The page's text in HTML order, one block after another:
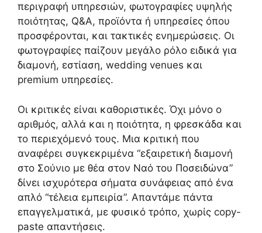
περιγραφή υπηρεσιών, φωτογραφίες υψηλής
ποιότητας, Q&A, προϊόντα ή υπηρεσίες όπου
προσφέρονται, και τακτικές ενημερώσεις. Οι
φωτογραφίες παίζουν μεγάλο ρόλο ειδικά για
διαμονή, εστίαση, wedding venues και
premium υπηρεσίες.
Οι κριτικές είναι καθοριστικές. Όχι μόνο ο
αριθμός, αλλά και η ποιότητα, η φρεσκάδα και
το περιεχόμενό τους. Μια κριτική που
αναφέρει συγκεκριμένα “εξαιρετική διαμονή
στο Σούνιο με θέα στον Ναό του Ποσειδώνα”
δίνει ισχυρότερα σήματα συνάφειας από ένα
απλό “τέλεια εμπειρία”. Απαντάμε πάντα
επαγγελματικά, με φυσικό τρόπο, χωρίς copy-
paste απαντήσεις.